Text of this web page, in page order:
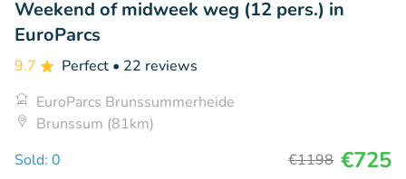
Weekend of midweek weg (12 pers.) in
EuroParcs
9.7 Perfect • 22 reviews
EuroParcs Brunssummerheide
Brunssum (81km)
Sold: 0
€1198 €725